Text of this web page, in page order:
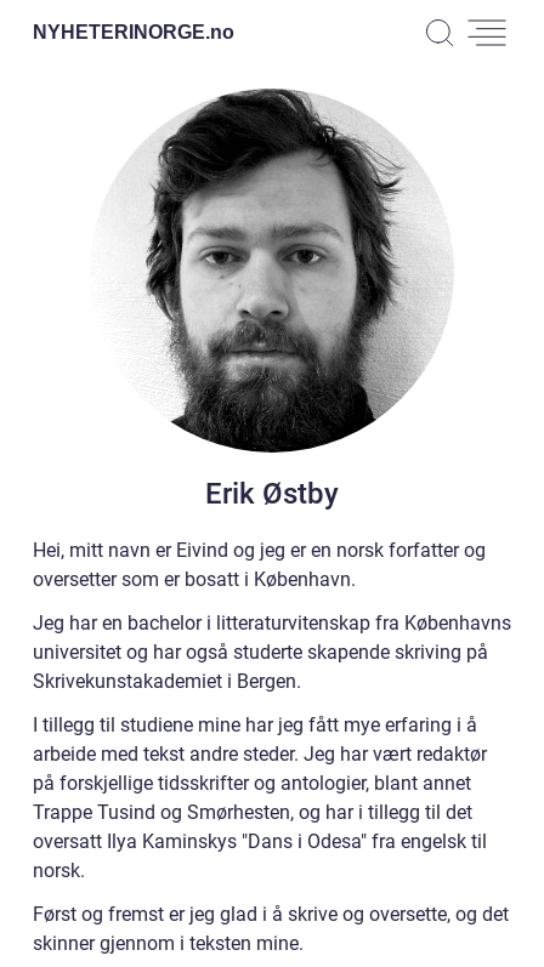
NYHETERINORGE.no
Erik Østby
Hei, mitt navn er Eivind og jeg er en norsk forfatter og
oversetter som er bosatt i København.
Jeg har en bachelor i litteraturvitenskap fra Københavns
universitet og har også studerte skapende skriving på
Skrivekunstakademiet i Bergen.
I tillegg til studiene mine har jeg fått mye erfaring i å
arbeide med tekst andre steder. Jeg har vært redaktør
på forskjellige tidsskrifter og antologier, blant annet
Trappe Tusind og Smørhesten, og har i tillegg til det
oversatt Ilya Kaminskys "Dans i Odesa" fra engelsk til
norsk.
Først og fremst er jeg glad i å skrive og oversette, og det
skinner gjennom i teksten mine.